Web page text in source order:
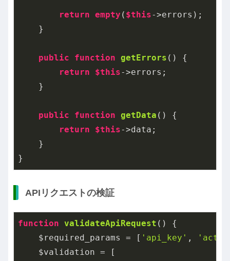
return empty ( $this->errors);
    }
public function getErrors ()
{
return
$this->errors;
    }
public function getData ()
{
return
$this->data;
    }
}
APIリクエストの検証
function validateApiRequest ()
{
    $required_params = [
'api_key' ,
    $validation = [